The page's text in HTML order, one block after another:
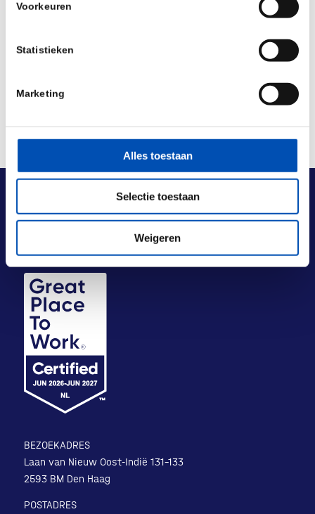
Voorkeuren
Statistieken
Marketing
Alles toestaan
Selectie toestaan
Weigeren
BEZOEKADRES
Laan van Nieuw Oost-Indië 131-133
2593 BM Den Haag
POSTADRES